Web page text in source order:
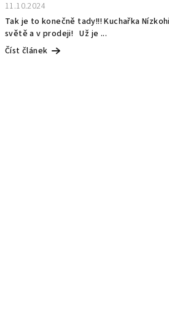
11.10.2024
Tak je to konečně tady!!! Kuchařka
světě a v prodeji! Už je ...
Číst článek